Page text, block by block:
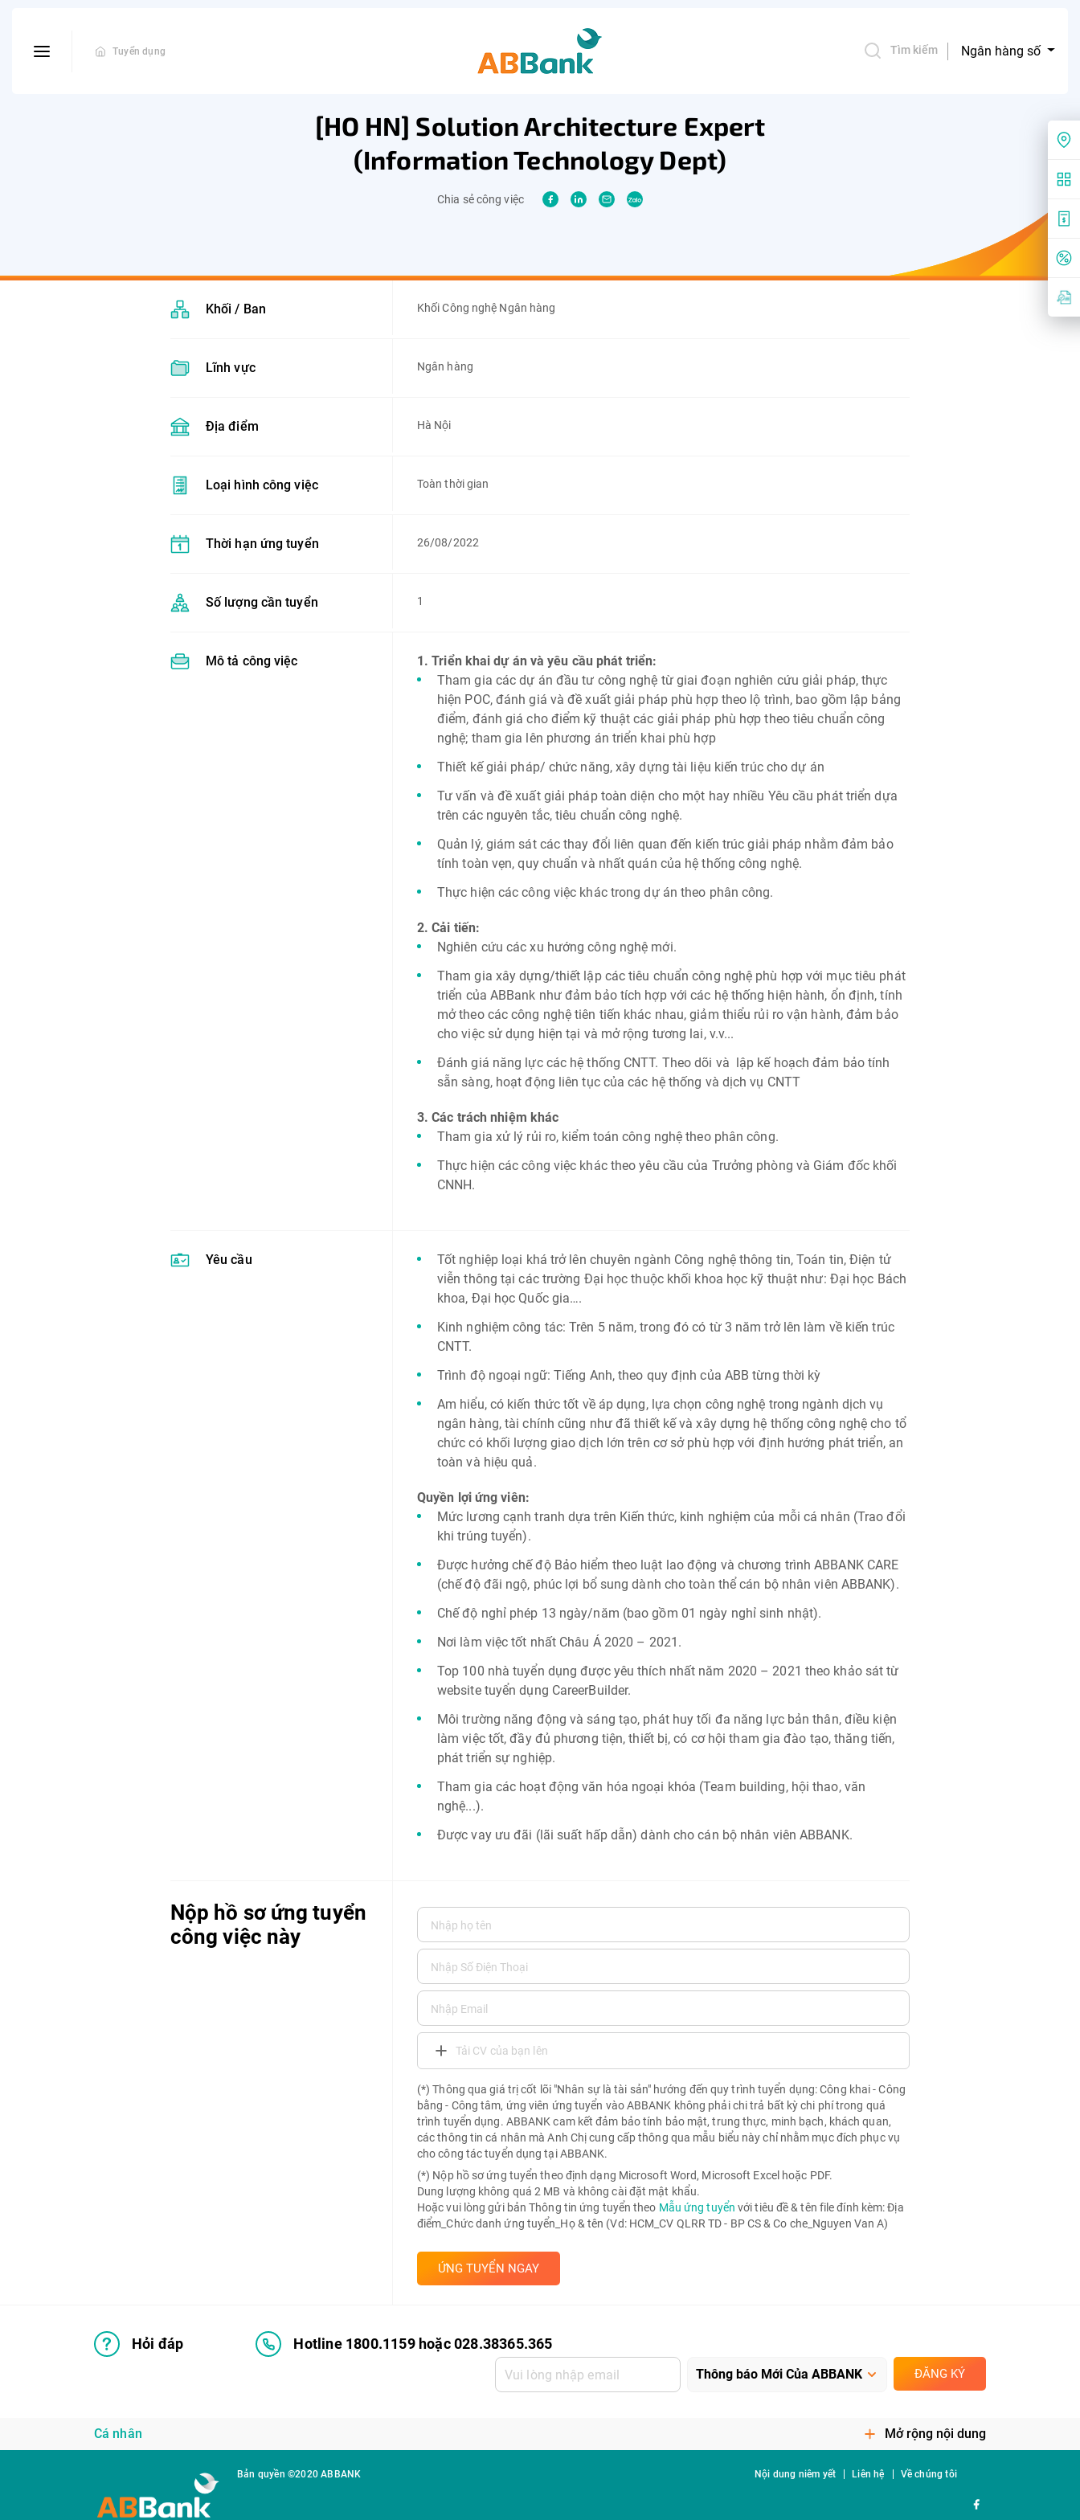
Tuyển dụng Tìm kiếm Ngân hàng số
[HO HN] Solution Architecture Expert
(Information Technology Dept)
Chia sẻ công việc
Khối / Ban Khối Công nghệ Ngân hàng
Lĩnh vực Ngân hàng
Địa điểm Hà Nội
Loại hình công việc Toàn thời gian
Thời hạn ứng tuyển 26/08/2022
Số lượng cần tuyển 1
Mô tả công việc
1. Triển khai dự án và yêu cầu phát triển:
Tham gia các dự án đầu tư công nghệ từ giai đoạn nghiên cứu giải pháp, thực
hiện POC, đánh giá và đề xuất giải pháp phù hợp theo lộ trình, bao gồm lập bảng
điểm, đánh giá cho điểm kỹ thuật các giải pháp phù hợp theo tiêu chuẩn công
nghệ; tham gia lên phương án triển khai phù hợp
Thiết kế giải pháp/ chức năng, xây dựng tài liệu kiến trúc cho dự án
Tư vấn và đề xuất giải pháp toàn diện cho một hay nhiều Yêu cầu phát triển dựa
trên các nguyên tắc, tiêu chuẩn công nghệ.
Quản lý, giám sát các thay đổi liên quan đến kiến trúc giải pháp nhằm đảm bảo
tính toàn vẹn, quy chuẩn và nhất quán của hệ thống công nghệ.
Thực hiện các công việc khác trong dự án theo phân công.
2. Cải tiến:
Nghiên cứu các xu hướng công nghệ mới.
Tham gia xây dựng/thiết lập các tiêu chuẩn công nghệ phù hợp với mục tiêu phát
triển của ABBank như đảm bảo tích hợp với các hệ thống hiện hành, ổn định, tính
mở theo các công nghệ tiên tiến khác nhau, giảm thiểu rủi ro vận hành, đảm bảo
cho việc sử dụng hiện tại và mở rộng tương lai, v.v...
Đánh giá năng lực các hệ thống CNTT. Theo dõi và lập kế hoạch đảm bảo tính
sẵn sàng, hoạt động liên tục của các hệ thống và dịch vụ CNTT
3. Các trách nhiệm khác
Tham gia xử lý rủi ro, kiểm toán công nghệ theo phân công.
Thực hiện các công việc khác theo yêu cầu của Trưởng phòng và Giám đốc khối
CNNH.
Yêu cầu
Tốt nghiệp loại khá trở lên chuyên ngành Công nghệ thông tin, Toán tin, Điện tử
viễn thông tại các trường Đại học thuộc khối khoa học kỹ thuật như: Đại học Bách
khoa, Đại học Quốc gia….
Kinh nghiệm công tác: Trên 5 năm, trong đó có từ 3 năm trở lên làm về kiến trúc
CNTT.
Trình độ ngoại ngữ: Tiếng Anh, theo quy định của ABB từng thời kỳ
Am hiểu, có kiến thức tốt về áp dụng, lựa chọn công nghệ trong ngành dịch vụ
ngân hàng, tài chính cũng như đã thiết kế và xây dựng hệ thống công nghệ cho tổ
chức có khối lượng giao dịch lớn trên cơ sở phù hợp với định hướng phát triển, an
toàn và hiệu quả.
Quyền lợi ứng viên:
Mức lương cạnh tranh dựa trên Kiến thức, kinh nghiệm của mỗi cá nhân (Trao đổi
khi trúng tuyển).
Được hưởng chế độ Bảo hiểm theo luật lao động và chương trình ABBANK CARE
(chế độ đãi ngộ, phúc lợi bổ sung dành cho toàn thể cán bộ nhân viên ABBANK).
Chế độ nghỉ phép 13 ngày/năm (bao gồm 01 ngày nghỉ sinh nhật).
Nơi làm việc tốt nhất Châu Á 2020 – 2021.
Top 100 nhà tuyển dụng được yêu thích nhất năm 2020 – 2021 theo khảo sát từ
website tuyển dụng CareerBuilder.
Môi trường năng động và sáng tạo, phát huy tối đa năng lực bản thân, điều kiện
làm việc tốt, đầy đủ phương tiện, thiết bị, có cơ hội tham gia đào tạo, thăng tiến,
phát triển sự nghiệp.
Tham gia các hoạt động văn hóa ngoại khóa (Team building, hội thao, văn
nghệ...).
Được vay ưu đãi (lãi suất hấp dẫn) dành cho cán bộ nhân viên ABBANK.
Nộp hồ sơ ứng tuyển
công việc này
Tải CV của bạn lên
(*) Thông qua giá trị cốt lõi "Nhân sự là tài sản" hướng đến quy trình tuyển dụng: Công khai - Công
bằng - Công tâm, ứng viên ứng tuyển vào ABBANK không phải chi trả bất kỳ chi phí trong quá
trình tuyển dụng. ABBANK cam kết đảm bảo tính bảo mật, trung thực, minh bạch, khách quan,
các thông tin cá nhân mà Anh Chị cung cấp thông qua mẫu biểu này chỉ nhằm mục đích phục vụ
cho công tác tuyển dụng tại ABBANK.
(*) Nộp hồ sơ ứng tuyển theo định dạng Microsoft Word, Microsoft Excel hoặc PDF.
Dung lượng không quá 2 MB và không cài đặt mật khẩu.
Hoặc vui lòng gửi bản Thông tin ứng tuyển theo Mẫu ứng tuyển với tiêu đề & tên file đính kèm: Địa
điểm_Chức danh ứng tuyển_Họ & tên (Vd: HCM_CV QLRR TD - BP CS & Co che_Nguyen Van A)
ỨNG TUYỂN NGAY
Hỏi đáp Hotline 1800.1159 hoặc 028.38365.365
ĐĂNG KÝ
Cá nhân Mở rộng nội dung
Bản quyền ©2020 ABBANK Nội dung niêm yết Liên hệ Về chúng tôi